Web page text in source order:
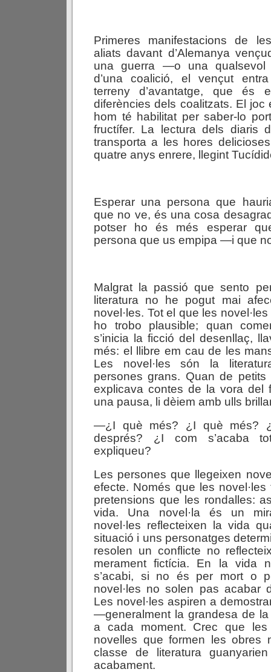
Primeres manifestacions de
aliats davant d’Alemanya
una guerra —o una qualsevol
d’una coalició, el vençut
terreny d’avantatge, que és
diferències dels coalitzats. El joc
hom té habilitat per saber-lo
fructífer. La lectura dels diaris
transporta a les hores
quatre anys enrere, llegint
Esperar una persona que
que no ve, és una cosa
potser ho és més esperar
persona que us empipa —i que
Malgrat la passió que sento
literatura no he pogut mai
novel·les. Tot el que les
ho trobo plausible; quan
s’inicia la ficció del desenllaç,
més: el llibre em cau de les
Les novel·les són la
persones grans. Quan de petits
explicava contes de la vora del
una pausa, li dèiem amb ulls
—¿I què més? ¿I què més?
després? ¿I com s’acaba
expliqueu?
Les persones que llegeixen
efecte. Només que les
pretensions que les rondalles:
vida. Una novel·la és un
novel·les reflecteixen la vida
situació i uns personatges
resolen un conflicte no
merament fictícia. En la vida
s’acabi, si no és per mort o
novel·les no solen pas acabar
Les novel·les aspiren a
—generalment la grandesa de la
a cada moment. Crec que
novelles que formen les obres
classe de literatura
acabament.